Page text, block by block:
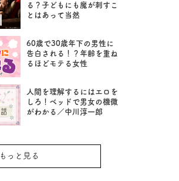
る？子どもにも魔が刺すこ
とはあって当然
60歳で30歳年下の男性に
告白される！？年齢を重ね
るほどモテる女性
人間を理解するにはエロを
しろ！ベッドで男女の機微
がわかる／中川淳一郎
もっと見る